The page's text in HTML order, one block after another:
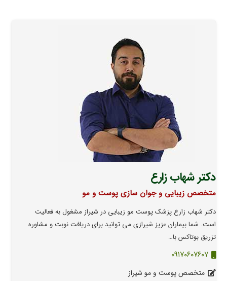
دکتر شهاب زارع
متخصص زیبایی و جوان سازی پوست و مو
دکتر شهاب زارع پزشک پوست مو زیبایی در شیراز مشغول به فعالیت
است. شما بیماران عزیز شیرازی می توانید برای دریافت نوبت و مشاوره
تزریق بوتاکس با…
۰۹۱۷۰۶۰۷۶۰۷
متخصص پوست و مو شیراز